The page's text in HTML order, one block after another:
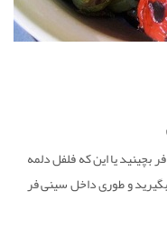
یا این که فلفل دلمه
و طوری داخل سینی فر